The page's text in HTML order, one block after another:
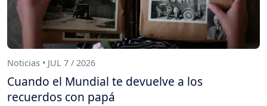
Noticias • JUL 7 / 2026
Cuando el Mundial te devuelve a los
recuerdos con papá